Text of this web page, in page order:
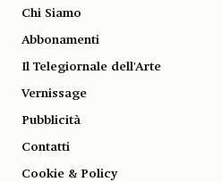
Chi Siamo
Abbonamenti
Il Telegiornale dell'Arte
Vernissage
Pubblicità
Contatti
Cookie & Policy